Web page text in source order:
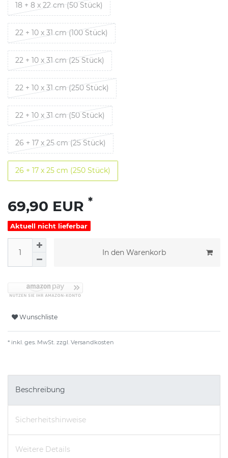
18 + 8 x 22 cm (50 Stück)
22 + 10 x 31 cm (100 Stück)
22 + 10 x 31 cm (25 Stück)
22 + 10 x 31 cm (250 Stück)
22 + 10 x 31 cm (50 Stück)
26 + 17 x 25 cm (25 Stück)
26 + 17 x 25 cm (250 Stück)
69,90 EUR *
Aktuell nicht lieferbar
In den Warenkorb
Wunschliste
* inkl. ges. MwSt. zzgl. Versandkosten
Beschreibung
Sicherheitshinweise
Weitere Details